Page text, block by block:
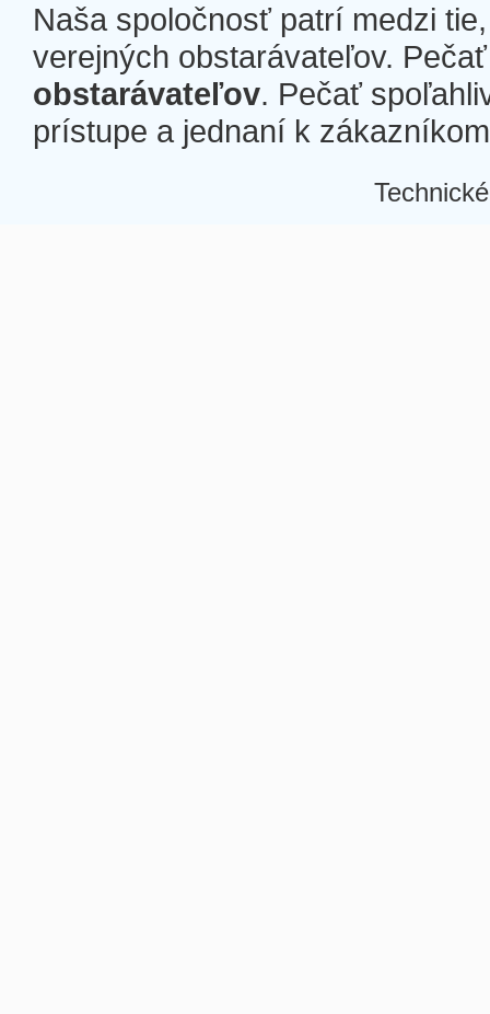
Naša spoločnosť patrí medzi
verejných obstarávateľov.
obstarávateľov. Pečať
prístupe a jednaní k